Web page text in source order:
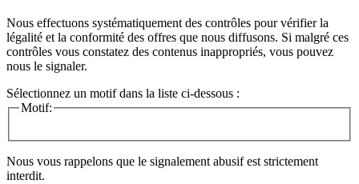
Nous effectuons systématiquement des contrôles pour vérifier la
légalité et la conformité des offres que nous diffusons. Si malgré ces
contrôles vous constatez des contenus inappropriés, vous pouvez
nous le signaler.
Sélectionnez un motif dans la liste ci-dessous :
Motif:
Nous vous rappelons que le signalement abusif est strictement
interdit.